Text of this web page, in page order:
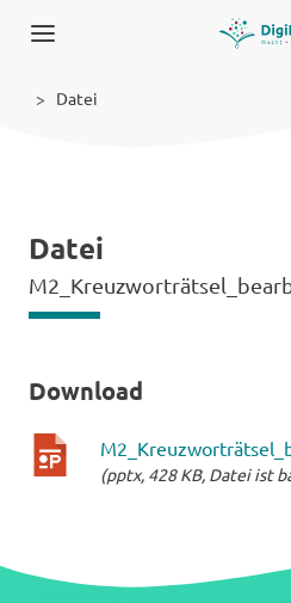
Datei
Datei
Download
(pptx, 428 KB, Datei ist